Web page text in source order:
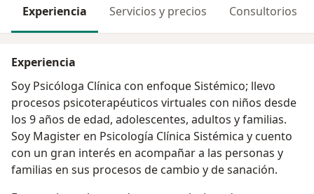
Experiencia Servicios y precios Consultorios
Experiencia
Soy Psicóloga Clínica con enfoque Sistémico; llevo
procesos psicoterapéuticos virtuales con niños desde
los 9 años de edad, adolescentes, adultos y familias.
Soy Magister en Psicología Clínica Sistémica y cuento
con un gran interés en acompañar a las personas y
familias en sus procesos de cambio y de sanación.